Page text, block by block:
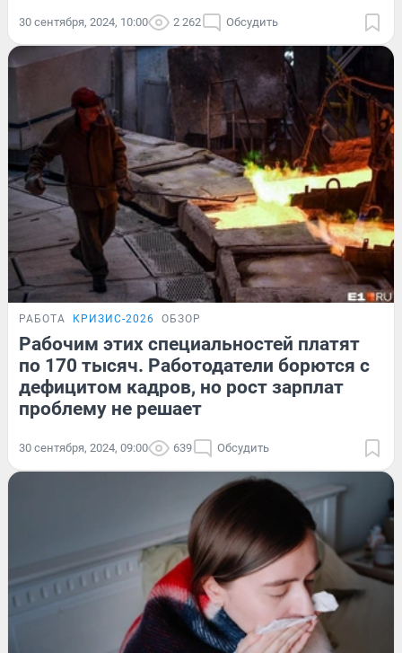
30 сентября, 2024, 10:00 2 262 Обсудить
РАБОТА КРИЗИС-2026 ОБЗОР
Рабочим этих специальностей платят
по 170 тысяч. Работодатели борются с
дефицитом кадров, но рост зарплат
проблему не решает
30 сентября, 2024, 09:00 639 Обсудить